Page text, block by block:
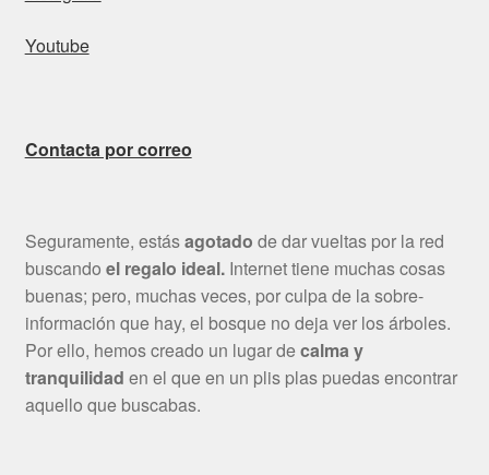
Youtube
Contacta por correo
Seguramente, estásagotado de dar vueltas por la red
buscando el regalo ideal.Internet tiene muchas cosas
buenas; pero, muchas veces, por culpa de la sobre-
información que hay, el bosque no deja ver los árboles.
Por ello, hemos creado un lugar decalma y
tranquilidad en el que en un plis plas puedas encontrar
aquello que buscabas.